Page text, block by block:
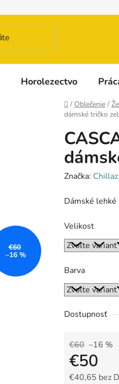
Horolezectvo
Domov
/ Oblečenie /
dámské tričko
Značka: Chillaz
Dámské
Velikost
Barva
Dostupnosť
€60 –16 %
€50
€40,65 bez
€60
–16 %